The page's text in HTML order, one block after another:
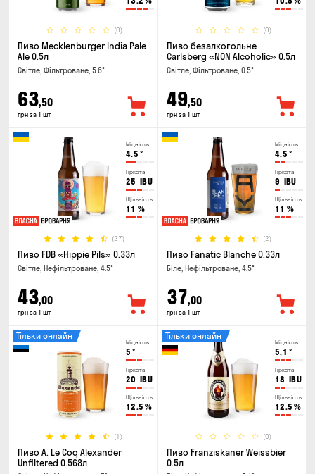
(0)
Пиво Mecklenburger India Pale
Ale 0.5л
Світле, Фільтроване, 5.6°
63,50
грн за 1 шт
(0)
Пиво безалкогольне
Carlsberg «NON Alcoholic» 0.5л
Світле, Фільтроване, 0.5°
49,50
грн за 1 шт
Міцність
4.5 °
Гіркота
25 IBU
Щільність
11 %
(27)
Пиво FDB «Hippie Pils» 0.33л
Світле, Нефільтроване, 4.5°
43,00
грн за 1 шт
Міцність
4.5 °
Гіркота
9 IBU
Щільність
11 %
(2)
Пиво Fanatic Blanche 0.33л
Біле, Нефільтроване, 4.5°
37,00
грн за 1 шт
Міцність
5 °
Гіркота
20 IBU
Щільність
12.5 %
(1)
Тільки онлайн
Пиво A. Le Coq Alexander
Unfiltered 0.568л
Міцність
5.1 °
Гіркота
18 IBU
Щільність
12.5 %
(0)
Тільки онлайн
Пиво Franziskaner Weissbier
0.5л